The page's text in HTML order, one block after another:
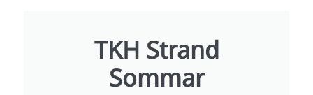
TKH Strand
Sommar